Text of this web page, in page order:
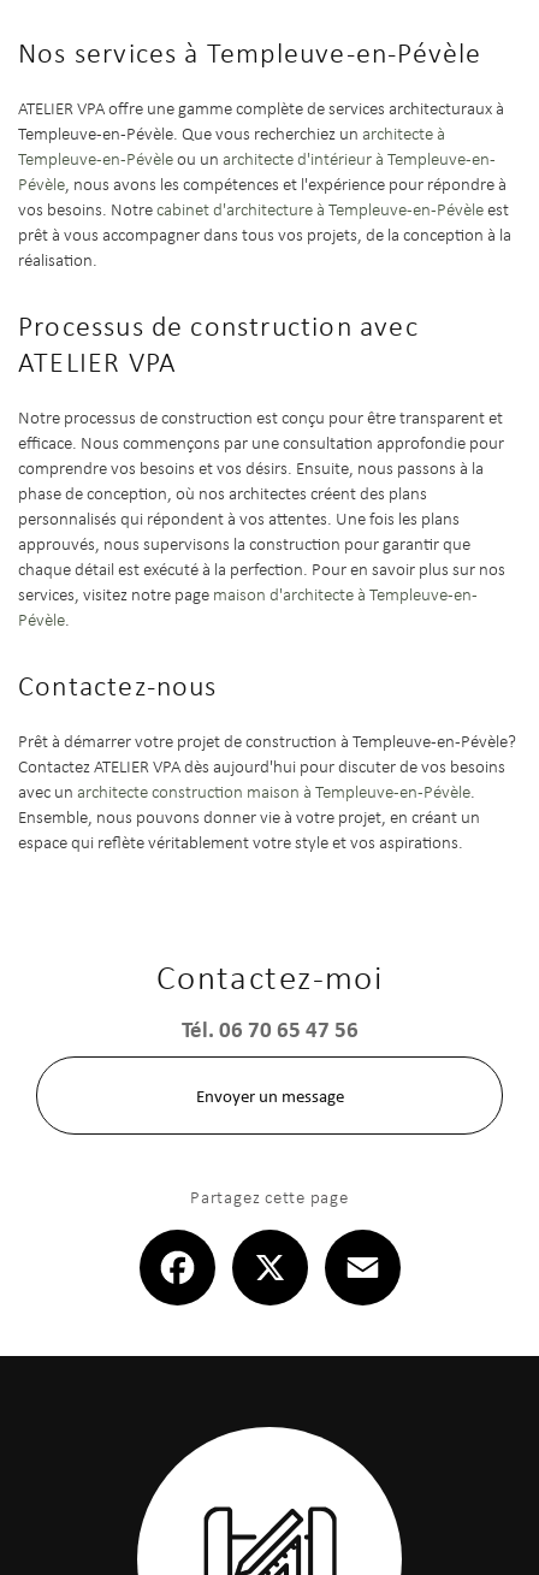
Nos services à Templeuve-en-Pévèle
ATELIER VPA offre une gamme complète de services architecturaux à
Templeuve-en-Pévèle. Que vous recherchiez un architecte à
Templeuve-en-Pévèleou un architecte d'intérieur à Templeuve-en-
Pévèle, nous avons les compétences et l'expérience pour répondre à
vos besoins. Notrecabinet d'architecture à Templeuve-en-Pévèleest
prêt à vous accompagner dans tous vos projets, de la conception à la
réalisation.
Processus de construction avec
ATELIER VPA
Notre processus de construction est conçu pour être transparent et
efficace. Nous commençons par une consultation approfondie pour
comprendre vos besoins et vos désirs. Ensuite, nous passons à la
phase de conception, où nos architectes créent des plans
personnalisés qui répondent à vos attentes. Une fois les plans
approuvés, nous supervisons la construction pour garantir que
chaque détail est exécuté à la perfection. Pour en savoir plus sur nos
services, visitez notre page maison d'architecte à Templeuve-en-
Pévèle.
Contactez-nous
Prêt à démarrer votre projet de construction à Templeuve-en-Pévèle?
Contactez ATELIER VPA dès aujourd'hui pour discuter de vos besoins
avec un architecte construction maison à Templeuve-en-Pévèle.
Ensemble, nous pouvons donner vie à votre projet, en créant un
espace qui reflète véritablement votre style et vos aspirations.
Contactez-moi
Tél.06 70 65 47 56
Envoyer un message
Partagez cette page
Facebook